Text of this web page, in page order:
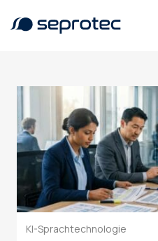
KI-Sprachtechnologie